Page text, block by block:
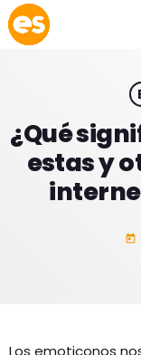
play_arrow EMISIÓN LA
play_arrow EMISIÓN
ACTUALIDAD
¿Qué
estas y
today
Los emoticonos